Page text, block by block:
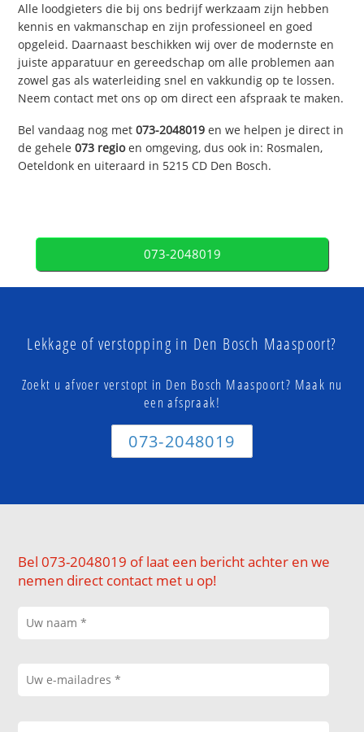
Alle loodgieters die bij ons bedrijf werkzaam zijn hebben
kennis en vakmanschap en zijn professioneel en goed
opgeleid. Daarnaast beschikken wij over de modernste en
juiste apparatuur en gereedschap om alle problemen aan
zowel gas als waterleiding snel en vakkundig op te lossen.
Neem contact met ons op om direct een afspraak te maken.
Bel vandaag nog met073-2048019 en we helpen je direct in
de gehele073 regioen omgeving, dus ook in: Rosmalen,
Oeteldonk en uiteraard in 5215 CD Den Bosch.
073-2048019
Lekkage of verstopping in Den Bosch Maaspoort?
Zoekt u afvoer verstopt in Den Bosch Maaspoort? Maak nu
een afspraak!
073-2048019
Bel 073-2048019 of laat een bericht achter en we
nemen direct contact met u op!